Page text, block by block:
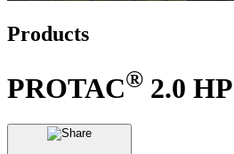
Products
PROTAC® 2.0 HP